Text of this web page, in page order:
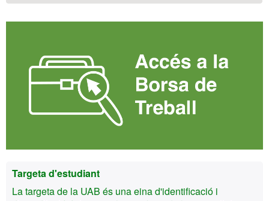
Targeta d'estudiant
La targeta de la UAB és una eina d'identificació i